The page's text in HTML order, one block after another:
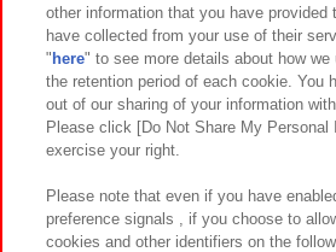
関連会社 サステナビリティ
プライバシーポリシー ウェブアクセシ
お取引先さまとともに
カスタマーハラスメント対応方針 よくあ
other information that you have provided
have collected from your use of their
" here" to see more details about how we
the retention period of each cookie. You
out of our sharing of your information
Please click [Do Not Share My Personal
exercise your right.
Please note that even if you have
preference signals , if you choose to
cookies and other identifiers on the